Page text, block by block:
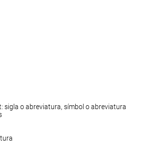
sigla o abreviatura, símbol o abreviatura